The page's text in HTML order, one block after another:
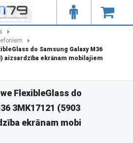
do Samsung Galaxy M36
aizsardzība ekrānam mobilajiem
FlexibleGlass do
3MK17121 (5903
ekrānam mobi